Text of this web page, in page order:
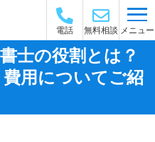
電話 無料相談 メニュー
士の役割とは？
用についてご紹